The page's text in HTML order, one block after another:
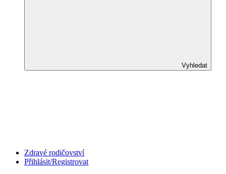
Vyhledat
Zdravé rodičovství
Přihlásit/Registrovat